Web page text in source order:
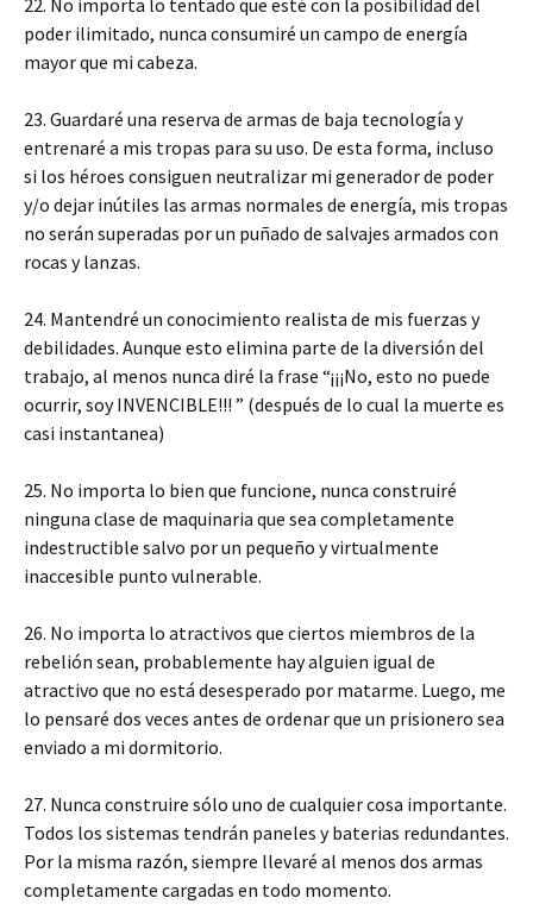
22. No importa lo tentado que esté con la posibilidad del
poder ilimitado, nunca consumiré un campo de energía
mayor que mi cabeza.
23. Guardaré una reserva de armas de baja tecnología y
entrenaré a mis tropas para su uso. De esta forma, incluso
si los héroes consiguen neutralizar mi generador de poder
y/o dejar inútiles las armas normales de energía, mis tropas
no serán superadas por un puñado de salvajes armados con
rocas y lanzas.
24. Mantendré un conocimiento realista de mis fuerzas y
debilidades. Aunque esto elimina parte de la diversión del
trabajo, al menos nunca diré la frase “¡¡¡No, esto no puede
ocurrir, soy INVENCIBLE!!! ” (después de lo cual la muerte es
casi instantanea)
25. No importa lo bien que funcione, nunca construiré
ninguna clase de maquinaria que sea completamente
indestructible salvo por un pequeño y virtualmente
inaccesible punto vulnerable.
26. No importa lo atractivos que ciertos miembros de la
rebelión sean, probablemente hay alguien igual de
atractivo que no está desesperado por matarme. Luego, me
lo pensaré dos veces antes de ordenar que un prisionero sea
enviado a mi dormitorio.
27. Nunca construire sólo uno de cualquier cosa importante.
Todos los sistemas tendrán paneles y baterias redundantes.
Por la misma razón, siempre llevaré al menos dos armas
completamente cargadas en todo momento.